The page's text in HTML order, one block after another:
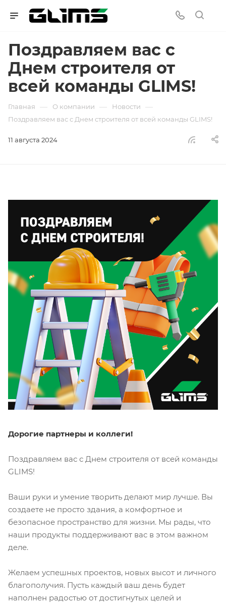
Поздравляем вас с
Днем строителя от
всей команды GLIMS!
Главная — О компании — Новости —
Поздравляем вас с Днем строителя от всей команды GLIMS!
11 августа 2024
Дорогие партнеры и коллеги!
Поздравляем вас с Днем строителя от всей команды
GLIMS!
Ваши руки и умение творить делают мир лучше. Вы
создаете не просто здания, а комфортное и
безопасное пространство для жизни. Мы рады, что
наши продукты поддерживают вас в этом важном
деле.
Желаем успешных проектов, новых высот и личного
благополучия. Пусть каждый ваш день будет
наполнен радостью от достигнутых целей и